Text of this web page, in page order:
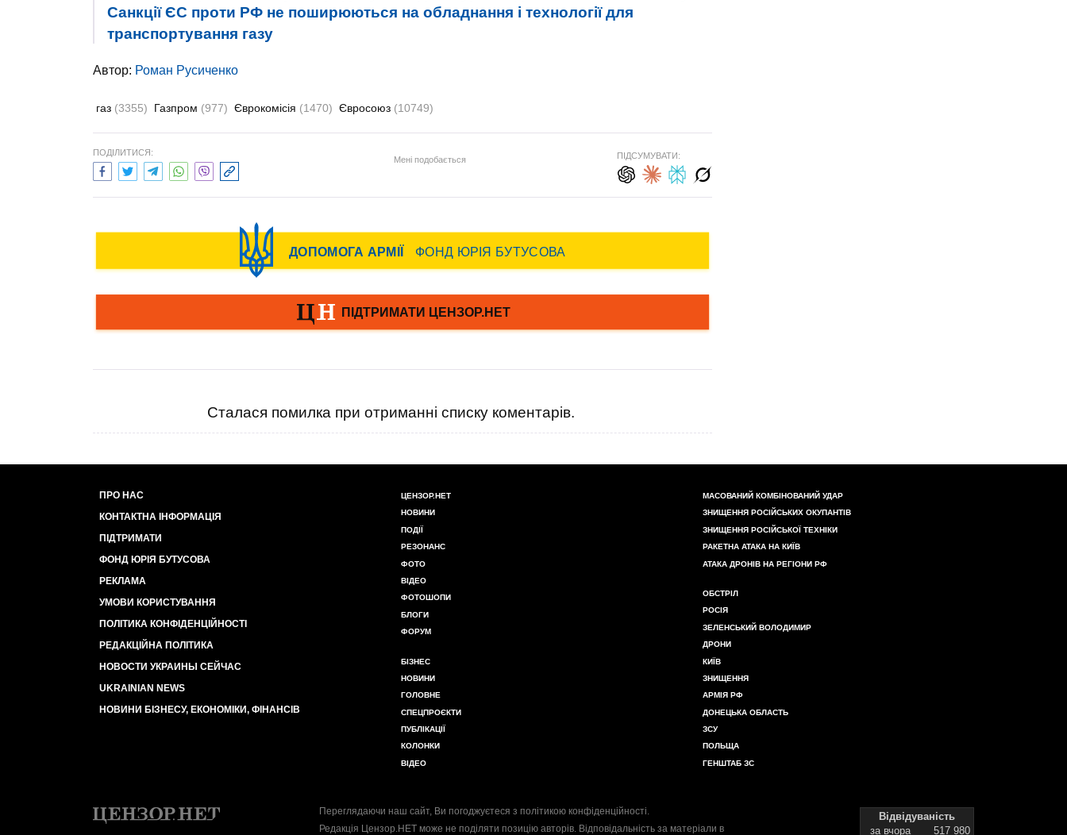
Санкції ЄС проти РФ не поширюються на обладнання і технології для
транспортування газу
Автор: Роман Русиченко
газ (3355) Газпром (977) Єврокомісія (1470) Євросоюз (10749)
ПОДІЛИТИСЯ:
Мені подобається ПІДСУМУВАТИ:
Сталася помилка при отриманні списку коментарів.
ПРО НАС
КОНТАКТНА ІНФОРМАЦІЯ
ПІДТРИМАТИ
ФОНД ЮРІЯ БУТУСОВА
РЕКЛАМА
УМОВИ КОРИСТУВАННЯ
ПОЛІТИКА КОНФІДЕНЦІЙНОСТІ
РЕДАКЦІЙНА ПОЛІТИКА
НОВОСТИ УКРАИНЫ СЕЙЧАС
UKRAINIAN NEWS
НОВИНИ БІЗНЕСУ, ЕКОНОМІКИ, ФІНАНСІВ
ЦЕНЗОР.НЕТ
НОВИНИ
ПОДІЇ
РЕЗОНАНС
ФОТО
ВІДЕО
ФОТОШОПИ
БЛОГИ
ФОРУМ
БІЗНЕС
НОВИНИ
ГОЛОВНЕ
СПЕЦПРОЄКТИ
ПУБЛІКАЦІЇ
КОЛОНКИ
ВІДЕО
МАСОВАНИЙ КОМБІНОВАНИЙ УДАР
ЗНИЩЕННЯ РОСІЙСЬКИХ ОКУПАНТІВ
ЗНИЩЕННЯ РОСІЙСЬКОЇ ТЕХНІКИ
РАКЕТНА АТАКА НА КИЇВ
АТАКА ДРОНІВ НА РЕГІОНИ РФ
ОБСТРІЛ
РОСІЯ
ЗЕЛЕНСЬКИЙ ВОЛОДИМИР
ДРОНИ
КИЇВ
ЗНИЩЕННЯ
АРМІЯ РФ
ДОНЕЦЬКА ОБЛАСТЬ
ЗСУ
ПОЛЬЩА
ГЕНШТАБ ЗС
Переглядаючи наш сайт, Ви погоджуєтеся з політикою конфіденційності.
Редакція Цензор.НЕТ може не поділяти позицію авторів. Відповідальність за матеріали в
Відвідуваність
за вчора
517 980